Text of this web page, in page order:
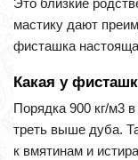
Это близкие
мастику дают
фисташка
Какая у
Порядка 900 кг/м3
треть выше дуба.
к вмятинам и